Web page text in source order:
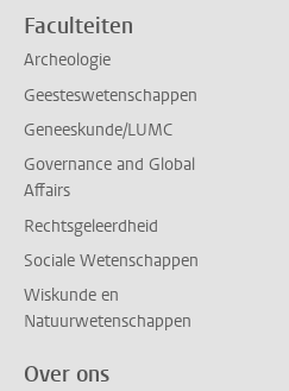
Faculteiten
Archeologie
Geesteswetenschappen
Geneeskunde/LUMC
Governance and Global
Affairs
Rechtsgeleerdheid
Sociale Wetenschappen
Wiskunde en
Natuurwetenschappen
Over ons